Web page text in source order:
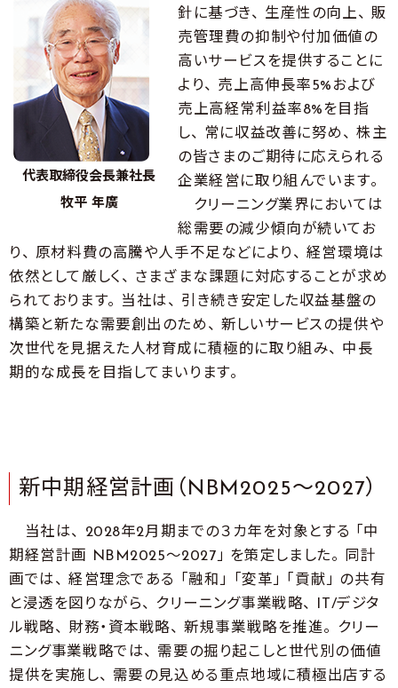
代表取締役会長兼社長
牧平 年廣
針に基づき、 生産性の向上、 販
売管理費の抑制や付加価値の
高いサービスを提供することに
より、 売上高伸長率5%および
売上高経常利益率8%を目指
し、 常に収益改善に努め、 株主
の皆さまのご期待に応えられる
企業経営に取り組んでいます。
クリーニング業界においては
総需要の減少傾向が続いてお
り、 原材料費の高騰や人手不足などにより、 経営環境は
依然として厳しく、 さまざまな課題に対応することが求め
られております。 当社は、 引き続き安定した収益基盤の
構築と新たな需要創出のため、 新しいサービスの提供や
次世代を見据えた人材育成に積極的に取り組み、 中長
期的な成長を目指してまいります。
新中期経営計画（NBM2025～2027）
当社は、 2028年2月期までの３カ年を対象とする 「中
期経営計画 NBM2025～2027」 を策定しました。 同計
画では、 経営理念である 「融和」 「変革」 「貢献」 の共有
と浸透を図りながら、 クリーニング事業戦略、 IT/デジタ
ル戦略、 財務・資本戦略、 新規事業戦略を推進。 クリー
ニング事業戦略では、 需要の掘り起こしと世代別の価値
提供を実施し、 需要の見込める重点地域に積極出店する